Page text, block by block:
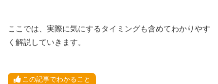
ここでは、実際に気にするタイミングも含めてわかりやす
く解説していきます。
この記事でわかること